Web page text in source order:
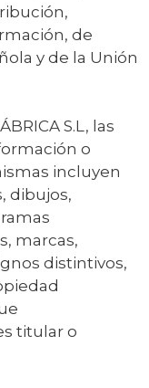
de
y de la Unión
S.L, las
o
incluyen
dibujos,
marcas,
distintivos,
titular o